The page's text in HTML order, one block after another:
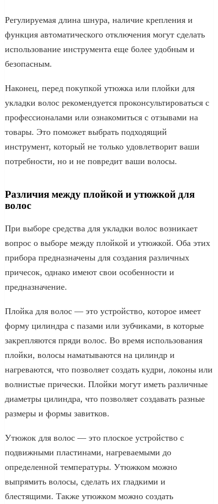
Регулируемая длина шнура, наличие крепления и
функция автоматического отключения могут сделать
использование инструмента еще более удобным и
безопасным.
Наконец, перед покупкой утюжка или плойки для
укладки волос рекомендуется проконсультироваться с
профессионалами или ознакомиться с отзывами на
товары. Это поможет выбрать подходящий
инструмент, который не только удовлетворит ваши
потребности, но и не повредит ваши волосы.
Различия между плойкой и утюжкой для
волос
При выборе средства для укладки волос возникает
вопрос о выборе между плойкой и утюжкой. Оба этих
прибора предназначены для создания различных
причесок, однако имеют свои особенности и
предназначение.
Плойка для волос — это устройство, которое имеет
форму цилиндра с пазами или зубчиками, в которые
закрепляются пряди волос. Во время использования
плойки, волосы наматываются на цилиндр и
нагреваются, что позволяет создать кудри, локоны или
волнистые прически. Плойки могут иметь различные
диаметры цилиндра, что позволяет создавать разные
размеры и формы завитков.
Утюжок для волос — это плоское устройство с
подвижными пластинами, нагреваемыми до
определенной температуры. Утюжком можно
выпрямить волосы, сделать их гладкими и
блестящими. Также утюжком можно создать